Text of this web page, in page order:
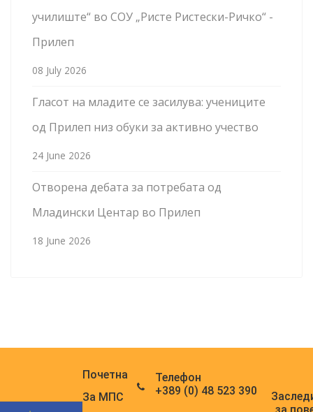
училиште“ во СОУ „Ристе Ристески-Ричко“ -
Прилеп
08 July 2026
Гласот на младите се засилува: учениците
од Прилеп низ обуки за активно учество
24 June 2026
Отворена дебата за потребата од
Младински Центар во Прилеп
18 June 2026
Почетна
За МПС
Телефон
+389 (0) 48 523 390